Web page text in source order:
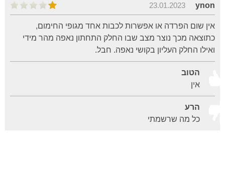
ynon
23.01.2023
אין שום הפרדה או אפשרות לכבות אחד מגופי החימום,
כתוצאה מכך נוצר מצב שבו החלק התחתון נאפה מהר מידי
ואילו החלק העליון בקושי נאפה. חבל.
הטוב
אין
הרע
כל מה שרשמתי